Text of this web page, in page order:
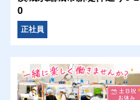
0
正社員